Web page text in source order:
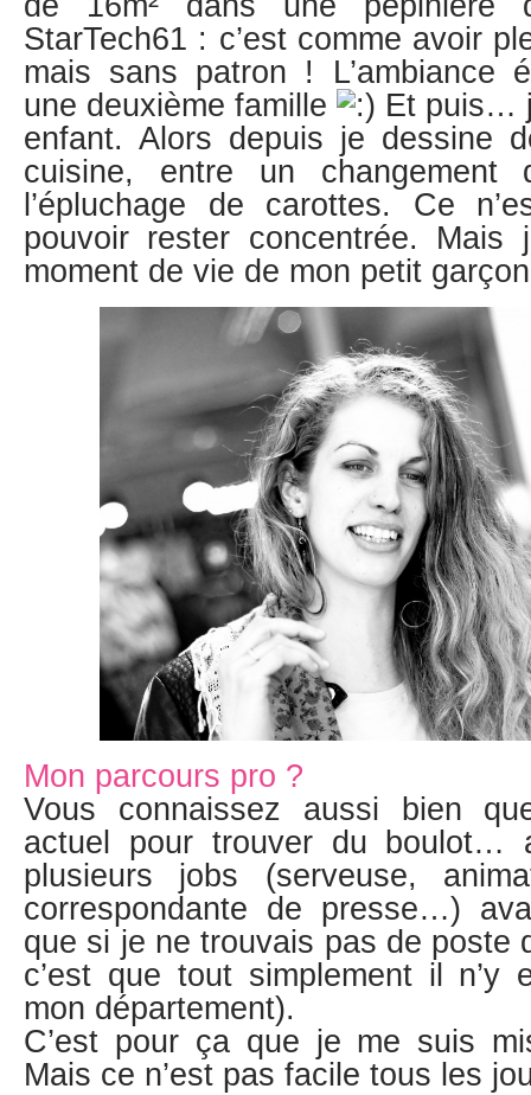
StarTech61 : c’est comme avoir
mais sans patron ! L’ambiance
une deuxième famille
Et puis…
enfant. Alors depuis je dessine
cuisine, entre un
l’épluchage de carottes. Ce
pouvoir rester concentrée. Mais
moment de vie de mon petit
Mon parcours pro ?
Vous connaissez aussi bien
actuel pour trouver du boulot…
plusieurs jobs (serveuse,
correspondante de presse…)
que si je ne trouvais pas de poste
c’est que tout simplement il n’y
mon département).
C’est pour ça que je me suis
Mais ce n’est pas facile tous les